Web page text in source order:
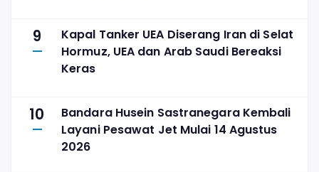
9
Kapal Tanker UEA Diserang Iran di Selat
Hormuz, UEA dan Arab Saudi Bereaksi
Keras
10
Bandara Husein Sastranegara Kembali
Layani Pesawat Jet Mulai 14 Agustus
2026